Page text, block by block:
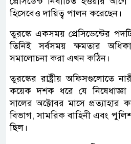
হিসেবেও দায়িত্ব পালন করেছেন।
তুরস্কে একসময় প্রেসিডেন্টের
তিনিই সর্বসময় ক্ষমতার
সমালোচনা করা এখন কঠিন।
তুরস্কের রাষ্ট্রীয় অফিসগুলোতে
কয়েক দশক ধরে যে
সালের অক্টোবর মাসে প্রত্যাহার
বিভাগ, সামরিক বাহিনী এবং
ছিল।